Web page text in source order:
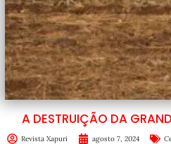
A DESTRUIÇÃO DA
Revista Xapuri agosto 7, 2024